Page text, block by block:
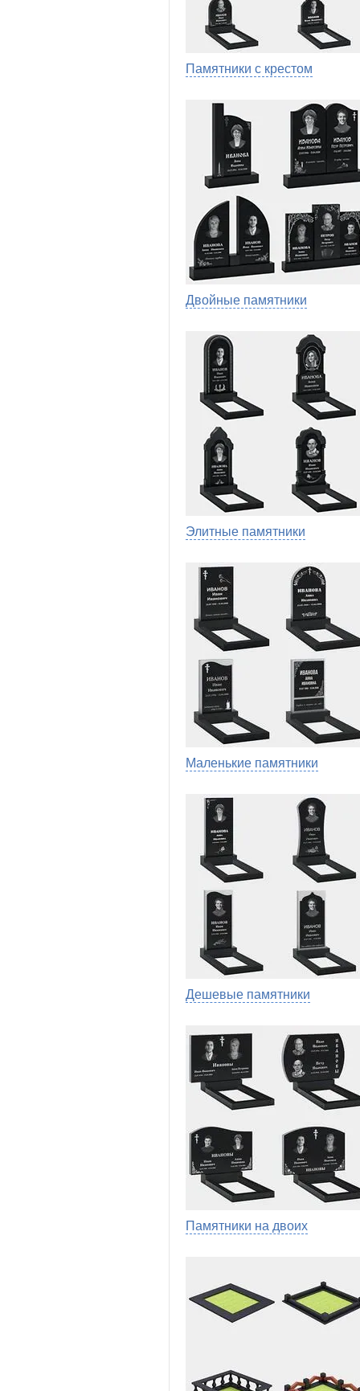
Памятники с крестом
Двойные памятники
Элитные памятники
Маленькие памятники
Дешевые памятники
Памятники на двоих